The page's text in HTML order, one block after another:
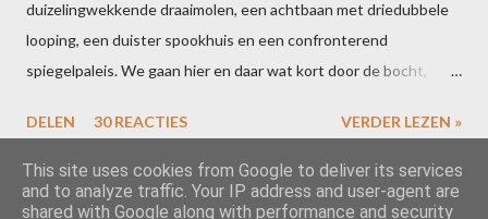
duizelingwekkende draaimolen, een achtbaan met driedubbele
looping, een duister spookhuis en een confronterend
spiegelpaleis. We gaan hier en daar wat kort door de bocht,
voor 16 februari een blogpost over uw ervaringen in één of meer
van de attracties. Vergeet niet te linken naar deze post, dan zal
ik uw ideeën toevoegen aan de slotcarousel. Alle riemen vast?
DELEN 30 REACTIES VERDER LEZEN »
This site uses cookies from Google to deliver its services
and to analyze traffic. Your IP address and user-agent are
shared with Google along with performance and security